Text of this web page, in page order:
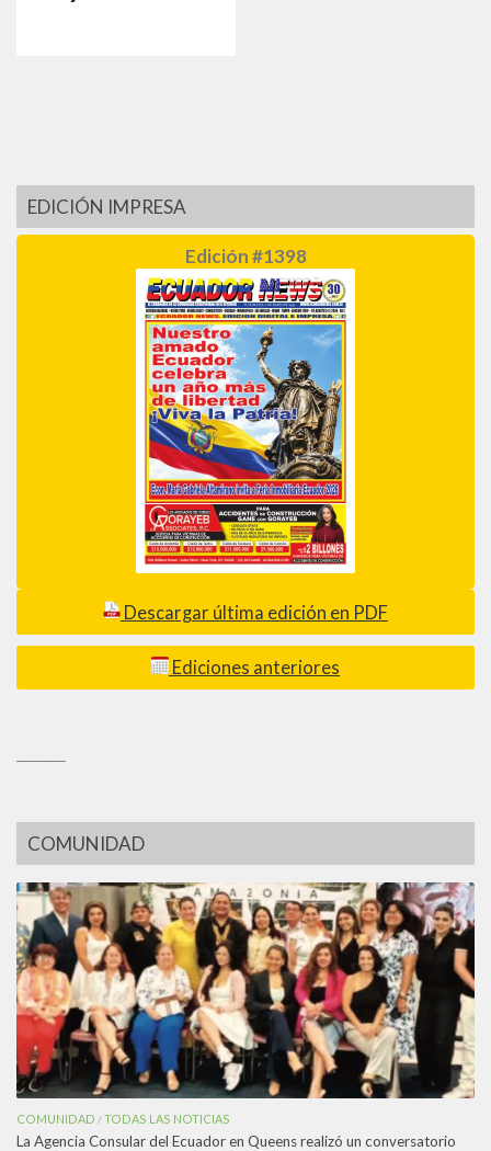
EDICIÓN IMPRESA
Edición #1398
Descargar última edición en PDF
Ediciones anteriores
COMUNIDAD
COMUNIDAD /TODAS LAS NOTICIAS
La Agencia Consular del Ecuador en Queens realizó un conversatorio